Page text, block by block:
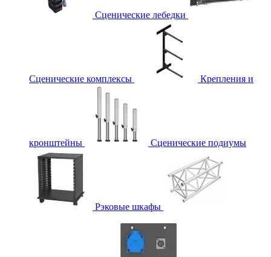
Сценические лебедки
Сценические комплексы Крепления и
кронштейны Сценические подиумы
Рэковые шкафы